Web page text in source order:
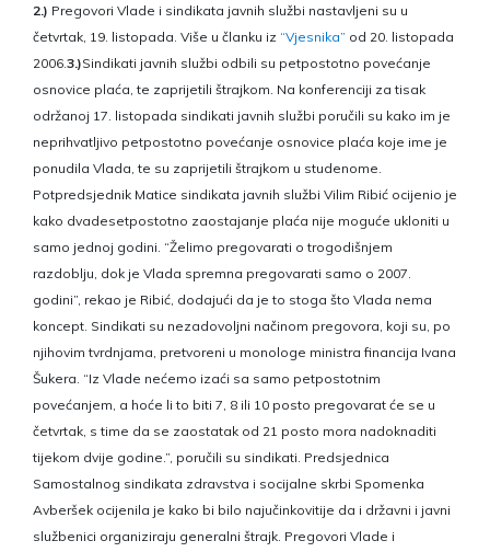
2.) Pregovori Vlade i sindikata javnih službi nastavljeni su u
četvrtak, 19. listopada. Više u članku iz “Vjesnika” od 20. listopada
2006. 3.)Sindikati javnih službi odbili su petpostotno povećanje
osnovice plaća, te zaprijetili štrajkom. Na konferenciji za tisak
održanoj 17. listopada sindikati javnih službi poručili su kako im je
neprihvatljivo petpostotno povećanje osnovice plaća koje ime je
ponudila Vlada, te su zaprijetili štrajkom u studenome.
Potpredsjednik Matice sindikata javnih službi Vilim Ribić ocijenio je
kako dvadesetpostotno zaostajanje plaća nije moguće ukloniti u
samo jednoj godini. “Želimo pregovarati o trogodišnjem
razdoblju, dok je Vlada spremna pregovarati samo o 2007.
godini”, rekao je Ribić, dodajući da je to stoga što Vlada nema
koncept. Sindikati su nezadovoljni načinom pregovora, koji su, po
njihovim tvrdnjama, pretvoreni u monologe ministra financija Ivana
Šukera. “Iz Vlade nećemo izaći sa samo petpostotnim
povećanjem, a hoće li to biti 7, 8 ili 10 posto pregovarat će se u
četvrtak, s time da se zaostatak od 21 posto mora nadoknaditi
tijekom dvije godine.”, poručili su sindikati. Predsjednica
Samostalnog sindikata zdravstva i socijalne skrbi Spomenka
Avberšek ocijenila je kako bi bilo najučinkovitije da i državni i javni
službenici organiziraju generalni štrajk. Pregovori Vlade i